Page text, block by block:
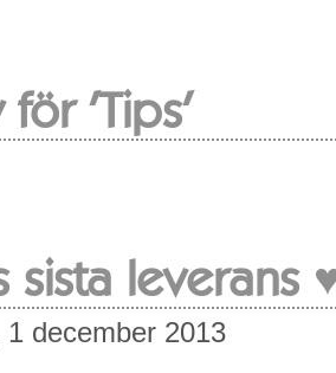
för 'Tips'
sista leverans
1 december 2013